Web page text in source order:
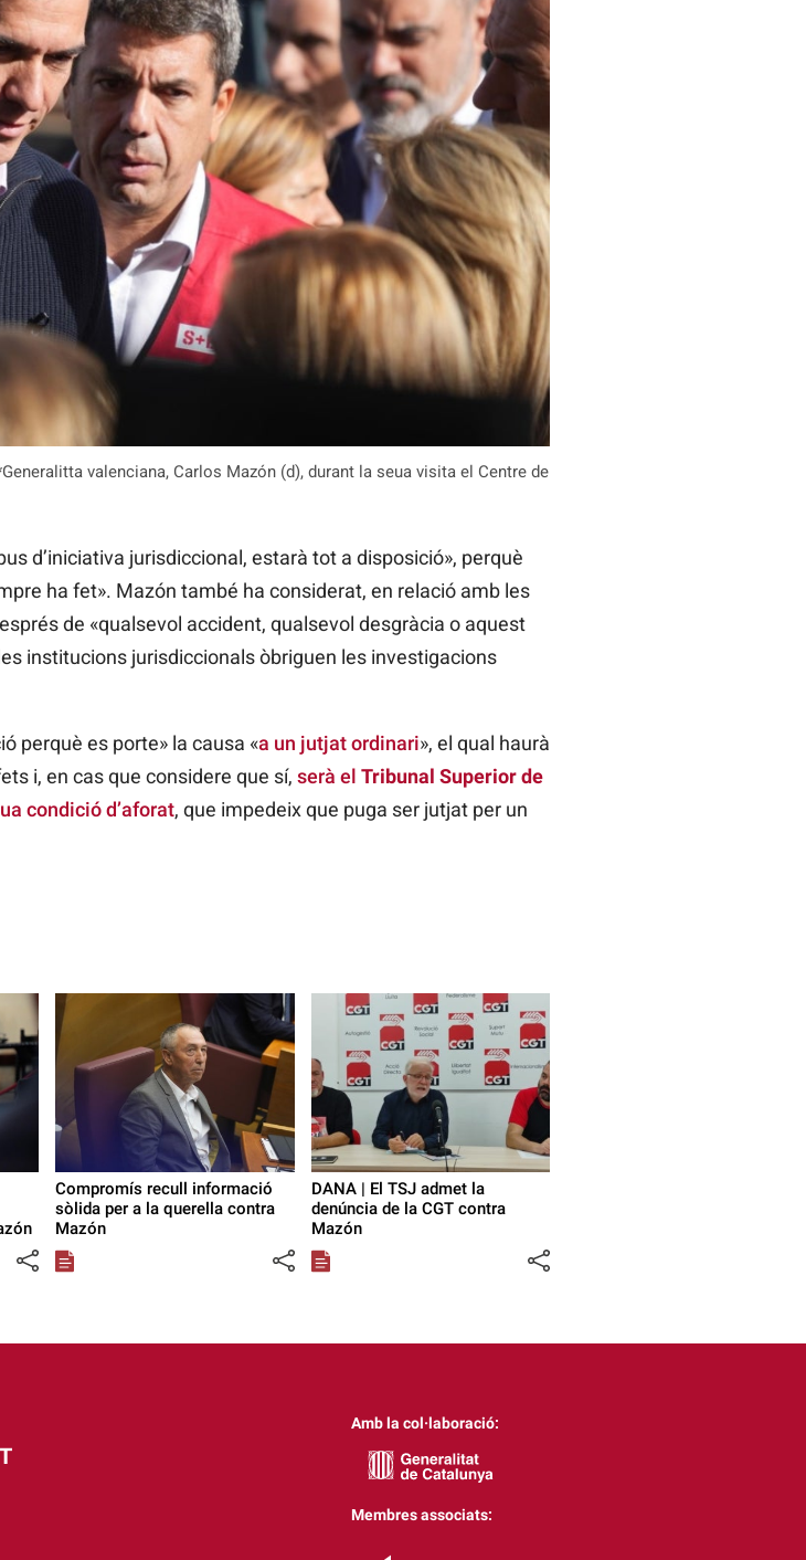
valenciana, Carlos Mazón (d), durant la seua visita el Centre de
d’iniciativa jurisdiccional, estarà tot a disposició», perquè
ha fet». Mazón també ha considerat, en relació amb les
de «qualsevol accident, qualsevol desgràcia o aquest
institucions jurisdiccionals òbriguen les investigacions
perquè es porte» la causa «a un jutjat ordinari», el qual haurà
i, en cas que considere que sí, serà el Tribunal Superior de
condició d’aforat, que impedeix que puga ser jutjat per un
Compromís recull informació
sòlida per a la querella contra
Mazón
DANA | El TSJ admet la
denúncia de la CGT contra
Mazón
Amb la col·laboració:
Membres associats: